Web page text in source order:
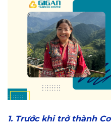
1. Trước khi trở thành